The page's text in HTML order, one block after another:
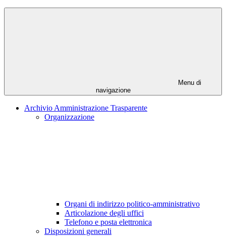
Menu di
navigazione
Archivio Amministrazione Trasparente
Organizzazione
Organi di indirizzo politico-amministrativo
Articolazione degli uffici
Telefono e posta elettronica
Disposizioni generali